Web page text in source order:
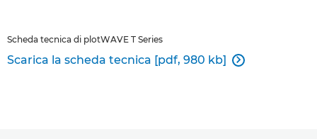
Scheda tecnica di plotWAVE T Series
Scarica la scheda tecnica [pdf, 980 kb] 